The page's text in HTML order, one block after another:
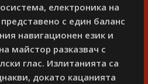
електроника на
с един баланс
навигационен език и
майстор разказвач с
глас. Излитанията са
докато кацанията